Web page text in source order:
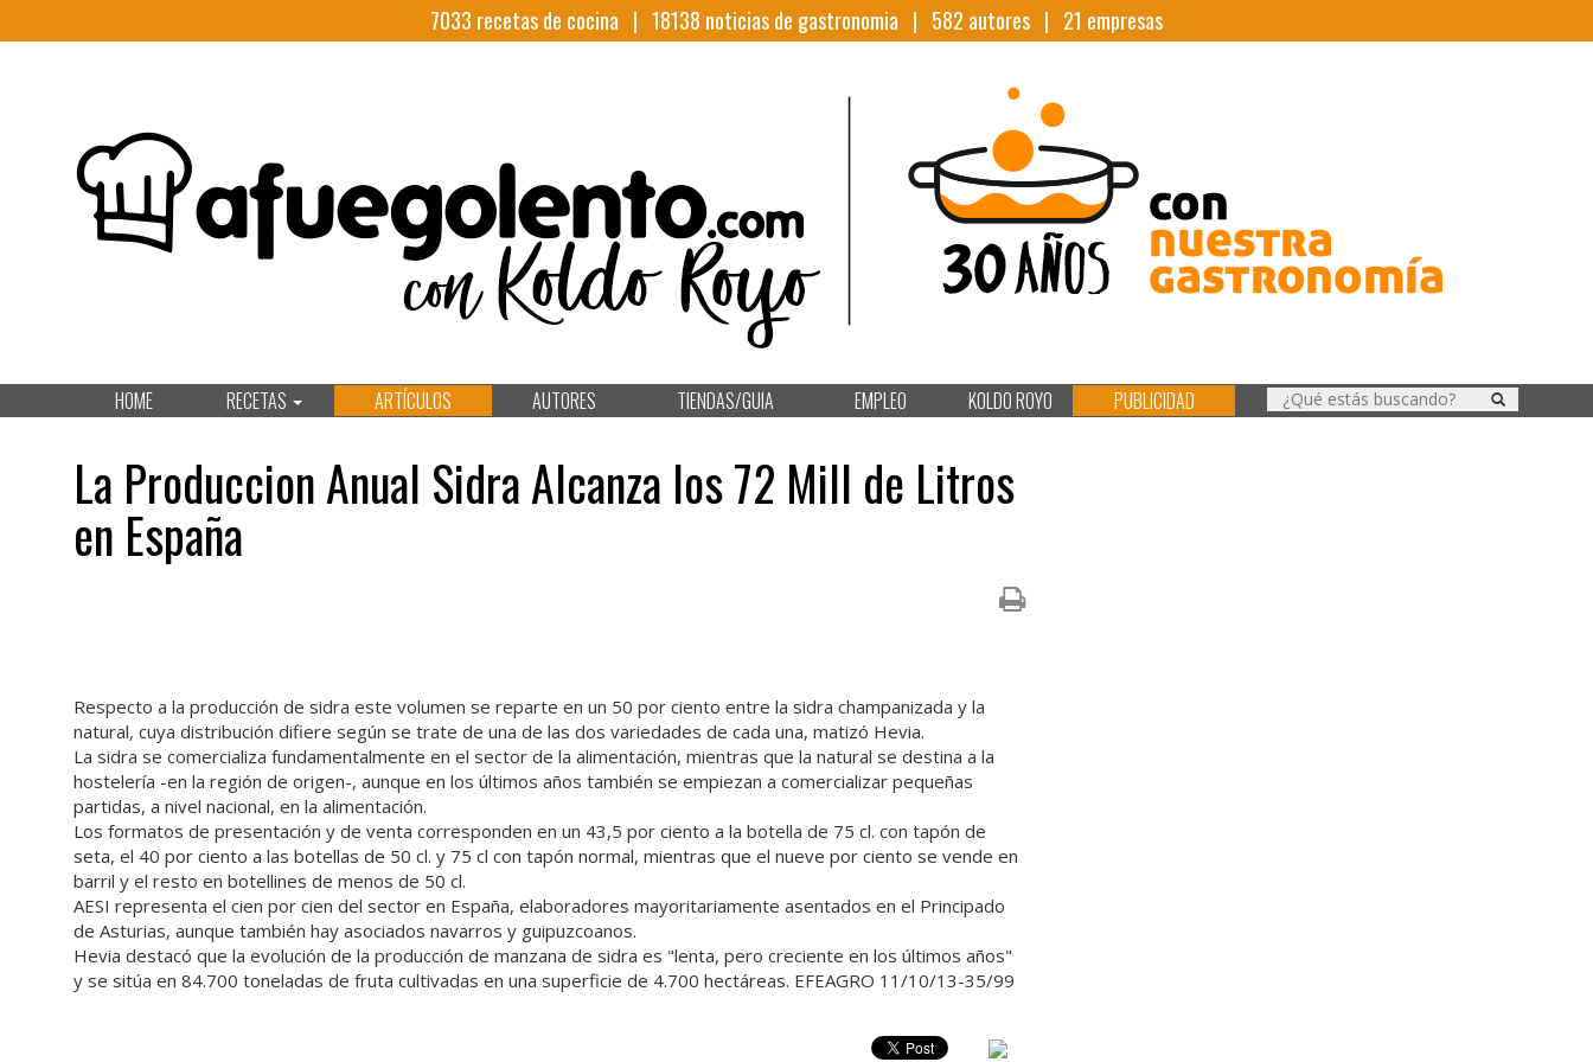
7033 recetas de cocina | 18138 noticias de gastronomia | 582 autores | 21 empresas
HOME RECETAS ARTÍCULOS AUTORES TIENDAS/GUIA EMPLEO KOLDO ROYO PUBLICIDAD
La Produccion Anual Sidra Alcanza los 72 Mill de Litros
en España
Respecto a la producción de sidra este volumen se reparte en un 50 por ciento entre la sidra champanizada y la
natural, cuya distribución difiere según se trate de una de las dos variedades de cada una, matizó Hevia.
La sidra se comercializa fundamentalmente en el sector de la alimentación, mientras que la natural se destina a la
hostelería -en la región de origen-, aunque en los últimos años también se empiezan a comercializar pequeñas
partidas, a nivel nacional, en la alimentación.
Los formatos de presentación y de venta corresponden en un 43,5 por ciento a la botella de 75 cl. con tapón de
seta, el 40 por ciento a las botellas de 50 cl. y 75 cl con tapón normal, mientras que el nueve por ciento se vende en
barril y el resto en botellines de menos de 50 cl.
AESI representa el cien por cien del sector en España, elaboradores mayoritariamente asentados en el Principado
de Asturias, aunque también hay asociados navarros y guipuzcoanos.
Hevia destacó que la evolución de la producción de manzana de sidra es "lenta, pero creciente en los últimos años"
y se sitúa en 84.700 toneladas de fruta cultivadas en una superficie de 4.700 hectáreas. EFEAGRO 11/10/13-35/99